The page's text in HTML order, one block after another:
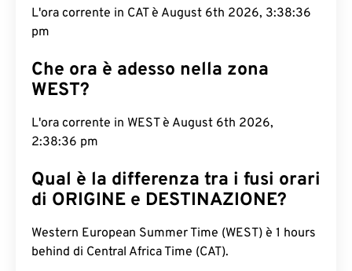
L'ora corrente in CAT è August 6th 2026, 3:38:37
pm
Che ora è adesso nella zona
WEST?
L'ora corrente in WEST è August 6th 2026, 2:38:37
pm
Qual è la differenza tra i fusi orari
di ORIGINE e DESTINAZIONE?
Western European Summer Time (WEST) è 1 hours
behind di Central Africa Time (CAT).